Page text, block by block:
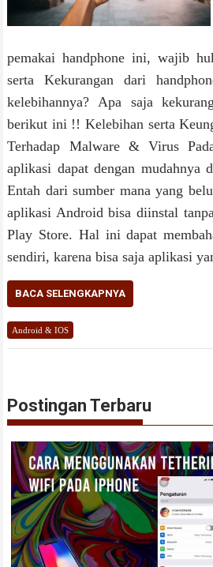
pemakai handphone ini, wajib
serta Kekurangan dari
kelebihannya? Apa saja
berikut ini !! Kelebihan serta
Terhadap Malware & Virus
aplikasi dapat dengan mudahnya
Entah dari sumber mana yang
aplikasi Android bisa diinstal
Play Store. Hal ini dapat
sendiri, karena bisa saja aplikasi
BACA SELENGKAPNYA
Android & IOS
Postingan Terbaru